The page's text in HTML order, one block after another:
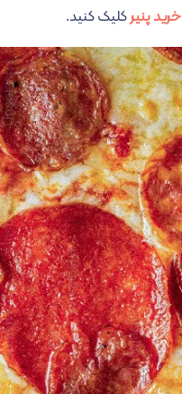
خرید پنیرکلیک کنید.